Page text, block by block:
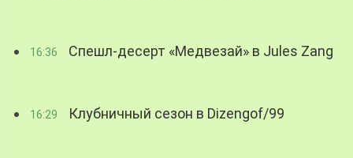
16:36 Спешл-десерт «Медвезай» в Jules Zang
16:29 Клубничный сезон в Dizengof/99